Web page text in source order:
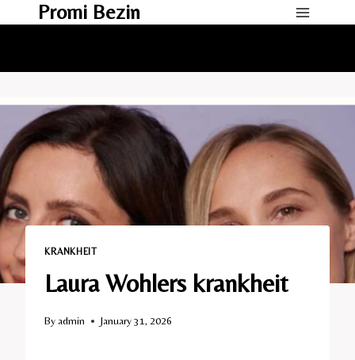
Promi Bezin
KRANKHEIT​
Laura Wohlers krankheit​
Byadmin January 31, 2026